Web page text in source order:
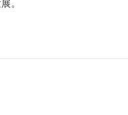
。